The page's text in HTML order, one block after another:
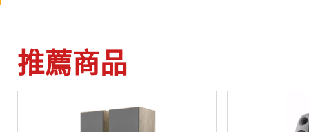
推薦商品